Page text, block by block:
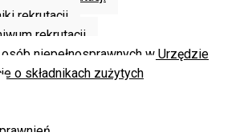
rekrutacji
rekrutacji
osób niepełnosprawnych w Urzędzie
o składnikach zużytych